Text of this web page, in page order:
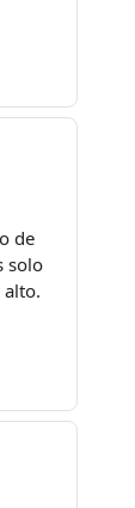
de
solo
alto.